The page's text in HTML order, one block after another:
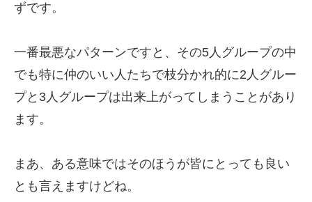
ずです。
一番最悪なパターンですと、その5人グループの中
でも特に仲のいい人たちで枝分かれ的に2人グルー
プと3人グループは出来上がってしまうことがあり
ます。
まあ、ある意味ではそのほうが皆にとっても良い
とも言えますけどね。